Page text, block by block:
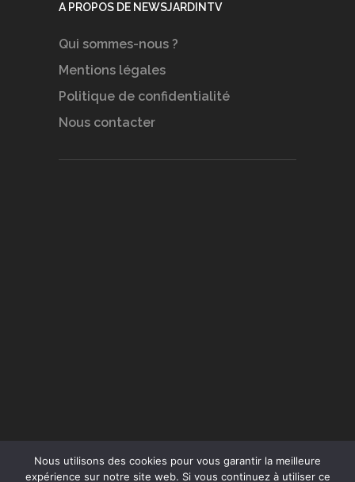
A PROPOS DE NEWSJARDINTV
Qui sommes-nous ?
Mentions légales
Politique de confidentialité
Nous contacter
Nous utilisons des cookies pour vous garantir la meilleure
expérience sur notre site web. Si vous continuez à utiliser ce